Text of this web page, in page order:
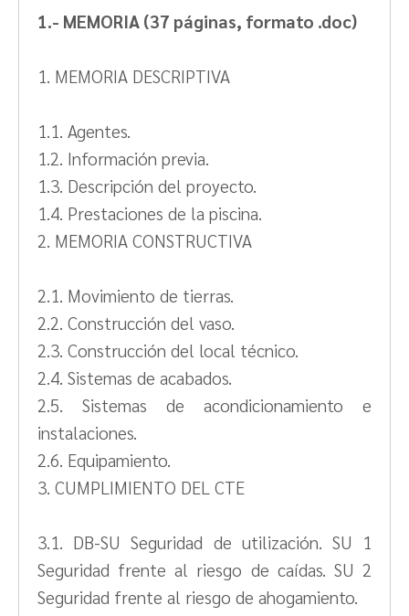
1.- MEMORIA (37 páginas, formato .doc)
1. MEMORIA DESCRIPTIVA
1.1. Agentes.
1.2. Información previa.
1.3. Descripción del proyecto.
1.4. Prestaciones de la piscina.
2. MEMORIA CONSTRUCTIVA
2.1. Movimiento de tierras.
2.2. Construcción del vaso.
2.3. Construcción del local técnico.
2.4. Sistemas de acabados.
2.5. Sistemas de acondicionamiento e
instalaciones.
2.6. Equipamiento.
3. CUMPLIMIENTO DEL CTE
3.1. DB-SU Seguridad de utilización. SU 1
Seguridad frente al riesgo de caídas. SU 2
Seguridad frente al riesgo de ahogamiento.